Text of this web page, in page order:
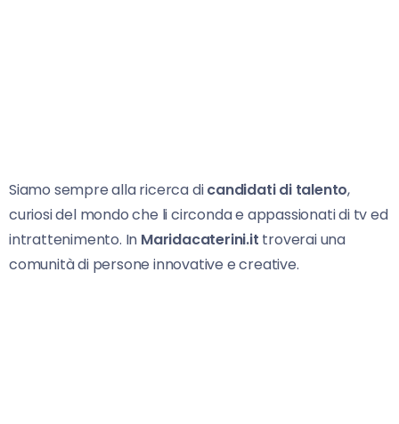
Siamo sempre alla ricerca dicandidati di talento,
curiosi del mondo che li circonda e appassionati di tv ed
intrattenimento. In Maridacaterini.it troverai una
comunità di persone innovative e creative.